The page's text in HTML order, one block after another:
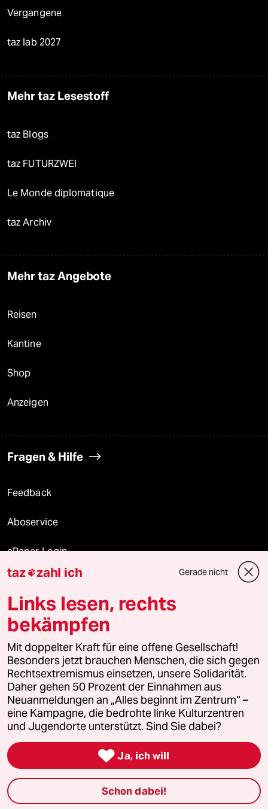
Vergangene
taz lab 2027
Mehr taz Lesestoff
taz Blogs
taz FUTURZWEI
Le Monde diplomatique
taz Archiv
Mehr taz Angebote
Reisen
Kantine
Shop
Anzeigen
Fragen & Hilfe
Feedback
Aboservice
ePaper Login
Downloads für Abonnierende
© 2026 taz Verlags und Vertriebs GmbH
Alle Rechte vorbehalten. Bei rechtlichen Fragen oder für Genehmigungen
wenden Sie sich bitte an
lizenzen@taz.de
Feedback Redaktionsstatut Kommune-Richtlinien
Leitlinie Informant Datenschutz Impressum AGB
Seitenwende Einwilligungen widerrufen (Ads)
taz zahl ich Gerade nicht
Links lesen, rechts
bekämpfen
Mit doppelter Kraft für eine offene Gesellschaft!
Besonders jetzt brauchen Menschen, die sich gegen
Rechtsextremismus einsetzen, unsere Solidarität.
Daher gehen 50 Prozent der Einnahmen aus
Neuanmeldungen an „Alles beginnt im Zentrum“ –
eine Kampagne, die bedrohte linke Kulturzentren
und Jugendorte unterstützt. Sind Sie dabei?
 Ja, ich will
Schon dabei!